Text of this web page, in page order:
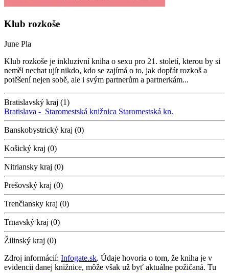
Klub rozkoše
June Pla
Klub rozkoše je inkluzivní kniha o sexu pro 21. století, kterou by si
neměl nechat ujít nikdo, kdo se zajímá o to, jak dopřát rozkoš a
potěšení nejen sobě, ale i svým partnerům a partnerkám...
Bratislavský kraj (1)
Bratislava - Staromestská knižnica Staromestská kn.
Banskobystrický kraj (0)
Košický kraj (0)
Nitriansky kraj (0)
Prešovský kraj (0)
Trenčiansky kraj (0)
Trnavský kraj (0)
Žilinský kraj (0)
Zdroj informácií: Infogate.sk. Údaje hovoria o tom, že kniha je v
evidencii danej knižnice, môže však už byť aktuálne požičaná. Tu